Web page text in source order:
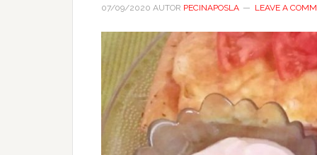
07/09/2020 AUTOR PECINAPOSLA LEAVE A